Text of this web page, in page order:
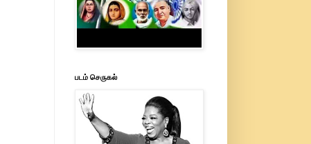
படம் செருகல்